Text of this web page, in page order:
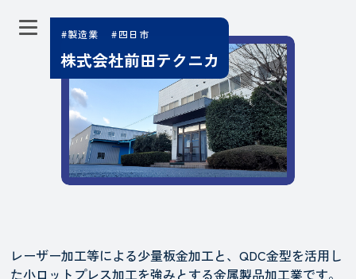
#製造業 #四日市
株式会社前田テクニカ
レーザー加工等による少量板金加工と、QDC金型を活用し
た小ロットプレス加工を強みとする金属製品加工業です。